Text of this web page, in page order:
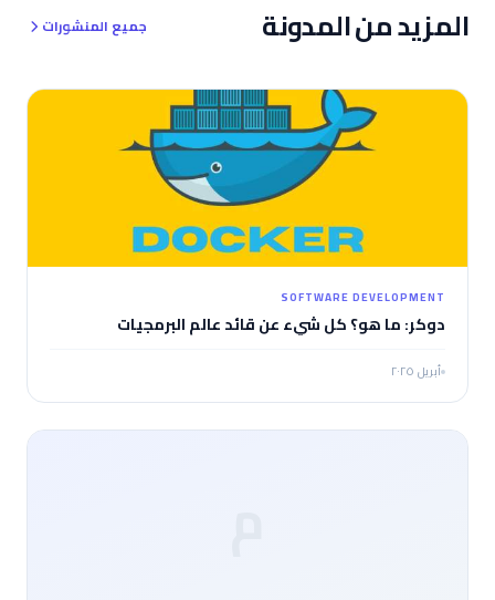
المزيد من المدونة جميع المنشورات
SOFTWARE DEVELOPMENT
دوكر: ما هو؟ كل شيء عن قائد عالم البرمجيات
أبريل ٢٠٢٥